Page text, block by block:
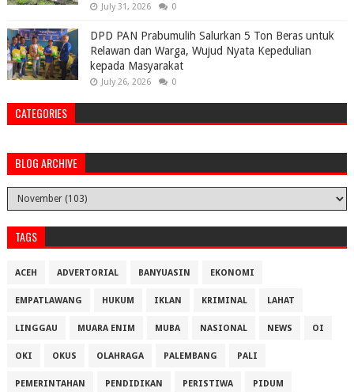
July 31, 2026 0
DPD PAN Prabumulih Salurkan 5 Ton Beras untuk
Relawan dan Warga, Wujud Nyata Kepedulian
kepada Masyarakat
July 26, 2026 0
CATEGORIES
BLOG ARCHIVE
TAGS
ACEH ADVERTORIAL BANYUASIN EKONOMI
EMPATLAWANG HUKUM IKLAN KRIMINAL LAHAT
LINGGAU MUARA ENIM MUBA NASIONAL NEWS OI
OKI OKUS OLAHRAGA PALEMBANG PALI
PEMERINTAHAN PENDIDIKAN PERISTIWA PIDUM